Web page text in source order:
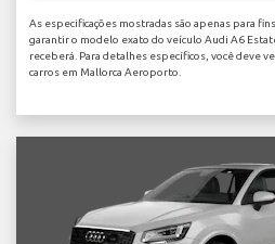
As especificações mostradas são apenas para
garantir o modelo exato do veículo Audi A6
receberá. Para detalhes específicos, você deve
carros em Mallorca Aeroporto.